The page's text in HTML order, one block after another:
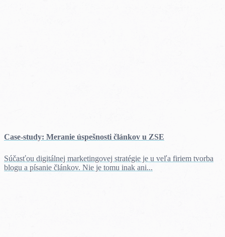
Case-study: Meranie úspešnosti článkov u ZSE
Súčasťou digitálnej marketingovej stratégie je u veľa firiem tvorba
blogu a písanie článkov. Nie je tomu inak ani...